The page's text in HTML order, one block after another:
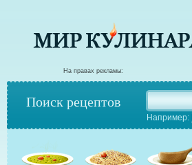
На правах рекламы:
Поиск рецептов
Например: